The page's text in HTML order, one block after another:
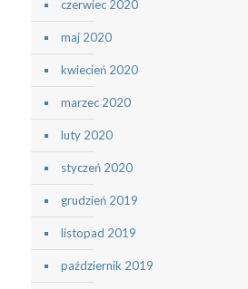
czerwiec 2020
maj 2020
kwiecień 2020
marzec 2020
luty 2020
styczeń 2020
grudzień 2019
listopad 2019
październik 2019